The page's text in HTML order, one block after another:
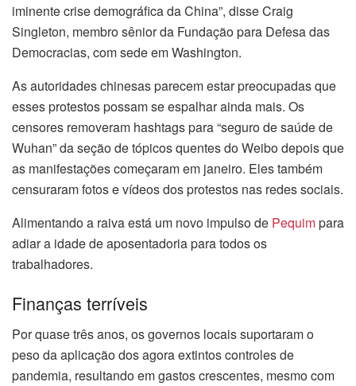
iminente crise demográfica da China”, disse Craig
Singleton, membro sênior da Fundação para Defesa das
Democracias, com sede em Washington.
As autoridades chinesas parecem estar preocupadas que
esses protestos possam se espalhar ainda mais. Os
censores removeram hashtags para “seguro de saúde de
Wuhan” da seção de tópicos quentes do Weibo depois que
as manifestações começaram em janeiro. Eles também
censuraram fotos e vídeos dos protestos nas redes sociais.
Alimentando a raiva está um novo impulso de Pequimpara
adiar a idade de aposentadoria para todos os
trabalhadores.
Finanças terríveis
Por quase três anos, os governos locais suportaram o
peso da aplicação dos agora extintos controles de
pandemia, resultando em gastos crescentes, mesmo com